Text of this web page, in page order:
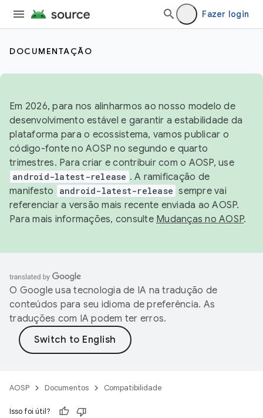
Fazer login
DOCUMENTAÇÃO
Em 2026, para nos alinharmos ao nosso modelo de
desenvolvimento estável e garantir a estabilidade da
plataforma para o ecossistema, vamos publicar o
código-fonte no AOSP no segundo e quarto
trimestres. Para criar e contribuir com o AOSP, use
android-latest-release . A ramificação de
manifesto
android-latest-release sempre vai
referenciar a versão mais recente enviada ao AOSP.
Para mais informações, consulte Mudanças no AOSP.
O Google usa tecnologia de IA na tradução de
conteúdos para seu idioma de preferência. As
traduções com IA podem ter erros.
AOSP Documentos Compatibilidade
Isso foi útil?